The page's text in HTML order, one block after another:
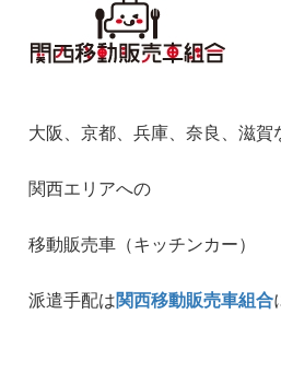
大阪、京都、兵庫、奈良、滋賀
関西エリアへの
移動販売車（キッチンカー）
派遣手配は関西移動販売車組合